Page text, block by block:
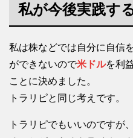
私が今後実践す
私は株などでは自分に自信
ができないので米ドルを利
ことに決めました。
トラリピと同じ考えです。
トラリピでもいいのですが